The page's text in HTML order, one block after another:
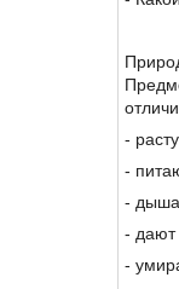
-
-
-
- дают
-